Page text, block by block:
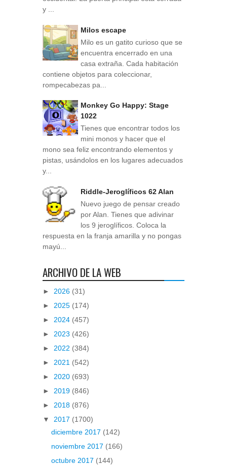
y ...
Milos escape
Milo es un gatito curioso que se
encuentra encerrado en una
casa extraña. Cada habitación
contiene objetos para coleccionar,
rompecabezas pa...
Monkey Go Happy: Stage
1022
Tienes que encontrar todos los
mini monos y hacer que el
mono sea feliz encontrando elementos y
pistas, usándolos en los lugares adecuados
y...
Riddle-Jeroglíficos 62 Alan
Nuevo juego de pensar creado
por Alan. Tienes que adivinar
los 9 jeroglíficos. Coloca la
respuesta en la franja amarilla y no pongas
mayú...
ARCHIVO DE LA WEB
► 2026 (31)
► 2025 (174)
► 2024 (457)
► 2023 (426)
► 2022 (384)
► 2021 (542)
► 2020 (693)
► 2019 (846)
► 2018 (876)
▼ 2017 (1700)
diciembre 2017 (142)
noviembre 2017 (166)
octubre 2017 (144)